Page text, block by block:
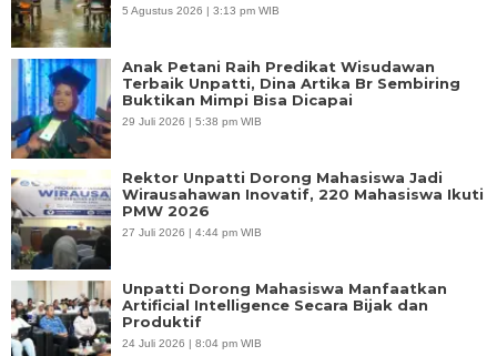
5 Agustus 2026 | 3:13 pm WIB
Anak Petani Raih Predikat Wisudawan
Terbaik Unpatti, Dina Artika Br Sembiring
Buktikan Mimpi Bisa Dicapai
29 Juli 2026 | 5:38 pm WIB
Rektor Unpatti Dorong Mahasiswa Jadi
Wirausahawan Inovatif, 220 Mahasiswa Ikuti
PMW 2026
27 Juli 2026 | 4:44 pm WIB
Unpatti Dorong Mahasiswa Manfaatkan
Artificial Intelligence Secara Bijak dan
Produktif
24 Juli 2026 | 8:04 pm WIB